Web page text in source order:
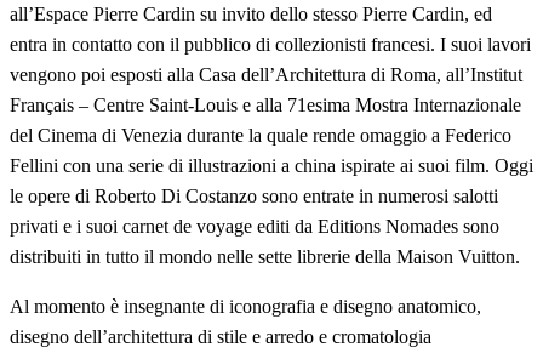
all’Espace Pierre Cardin su invito dello stesso Pierre Cardin, ed
entra in contatto con il pubblico di collezionisti francesi. I suoi lavori
vengono poi esposti alla Casa dell’Architettura di Roma, all’Institut
Français – Centre Saint-Louis e alla 71esima Mostra Internazionale
del Cinema di Venezia durante la quale rende omaggio a Federico
Fellini con una serie di illustrazioni a china ispirate ai suoi film. Oggi
le opere di Roberto Di Costanzo sono entrate in numerosi salotti
privati e i suoi carnet de voyage editi da Editions Nomades sono
distribuiti in tutto il mondo nelle sette librerie della Maison Vuitton.
Al momento è insegnante di iconografia e disegno anatomico,
disegno dell’architettura di stile e arredo e cromatologia